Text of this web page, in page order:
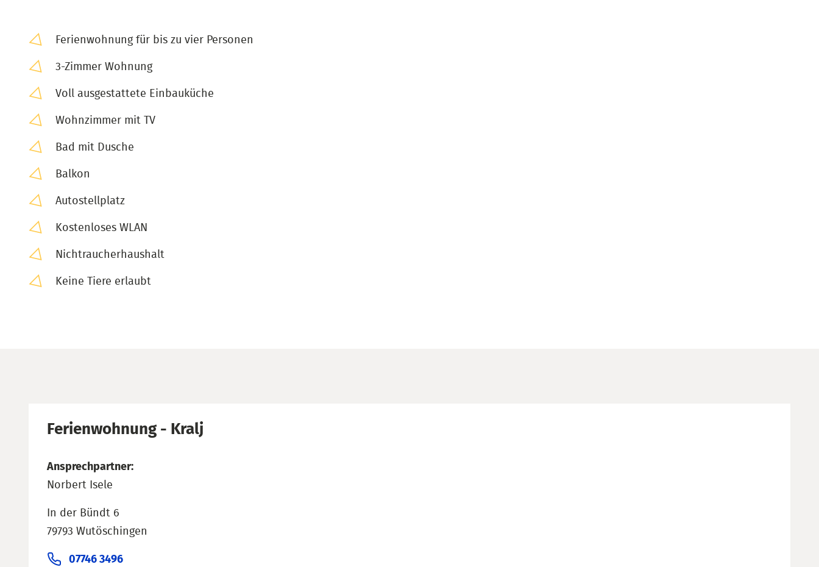
Ferienwohnung für bis zu vier Personen
3-Zimmer Wohnung
Voll ausgestattete Einbauküche
Wohnzimmer mit TV
Bad mit Dusche
Balkon
Autostellplatz
Kostenloses WLAN
Nichtraucherhaushalt
Keine Tiere erlaubt
Ferienwohnung - Kralj
Ansprechpartner:
Norbert Isele
In der Bündt 6
79793 Wutöschingen
07746 3496